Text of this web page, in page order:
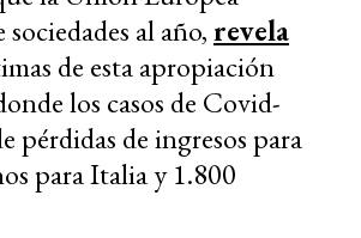
al año,revela
de esta apropiación
los casos de Covid-
pérdidas de ingresos para
para Italia y 1.800